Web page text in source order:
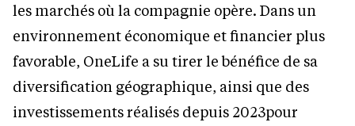
les marchés où la compagnie opère. Dans un
environnement économique et financier plus
favorable, OneLife a su tirer le bénéfice de sa
diversification géographique, ainsi que des
investissements réalisés depuis 2023pour